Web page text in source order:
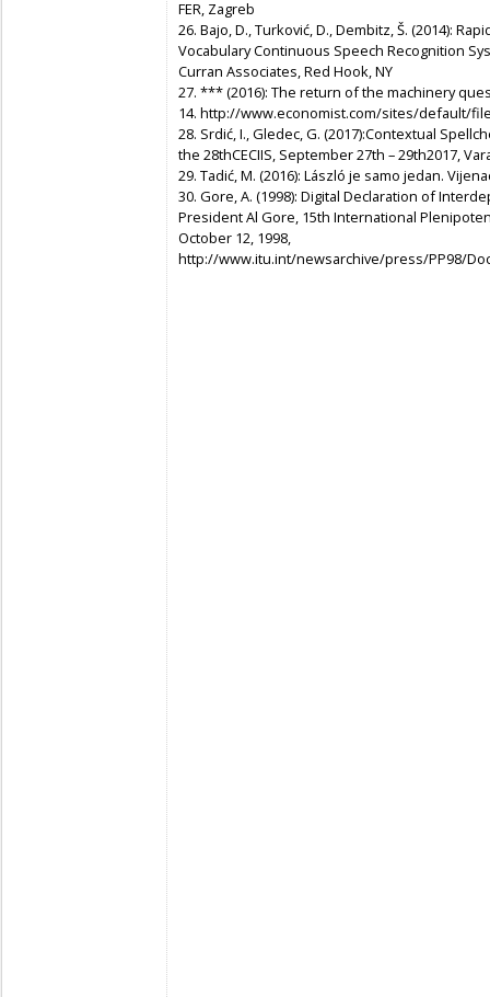
FER, Zagreb
26. Bajo, D., Turković, D., Dembitz, Š. (2014):
Vocabulary Continuous Speech Recognition
Curran Associates, Red Hook, NY
27. *** (2016): The return of the machinery
14. http://www.economist.com/sites/default/
28. Srdić, I., Gledec, G. (2017):Contextual
the 28thCECIIS, September 27th – 29th2017,
29. Tadić, M. (2016): László je samo jedan.
30. Gore, A. (1998): Digital Declaration of
President Al Gore, 15th International
October 12, 1998,
http://www.itu.int/newsarchive/press/PP98/